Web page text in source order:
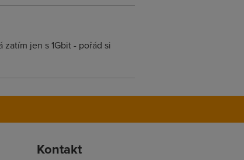
jen s 1Gbit - pořád si
Kontakt